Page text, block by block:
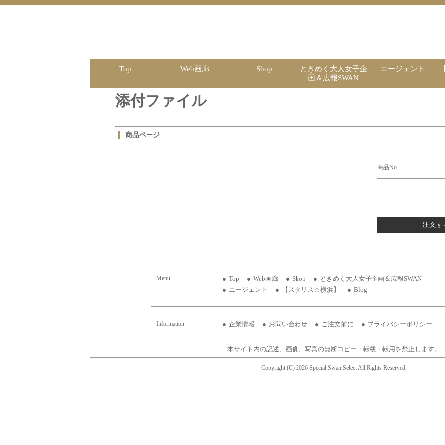
Top Web画廊 Shop
ときめく大人女子企
画＆広報SWAN
エージェント
添付ファイル
商品ページ
商品No.
注文す
Menu Top Web画廊 Shop
ときめく大人女子企画＆広報SWAN
エージェント
【スタリス☆横浜】 Blog
Information 企業情報 お問い合わせ ご注文前に プライバシーポリシー
本サイト内の記述、画像、写真の無断コピー・転載・転用を禁止します。
Copyright (C) 2026 Special Swan Select All Rights Reserved.